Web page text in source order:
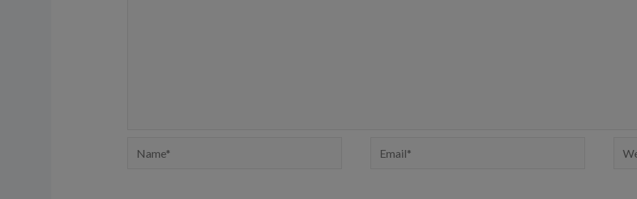
Name* Email*